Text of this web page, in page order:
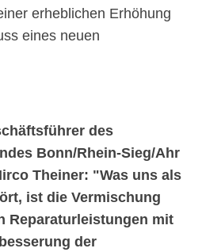
erheblichen Erhöhung
eines neuen
des
Bonn/Rhein-Sieg/Ahr
Theiner:
Was uns als
ist die Vermischung
Reparaturleistungen mit
der